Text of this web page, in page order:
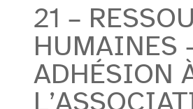
21 –
HUMAINES
ADHÉSION